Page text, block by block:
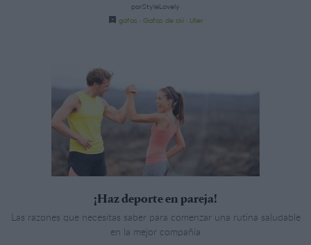
porStyleLovely
gafas
Gafas de ski· Uller
¡Haz deporte en pareja!
Las razones que necesitas saber para comenzar una rutina saludable
en la mejor compañía